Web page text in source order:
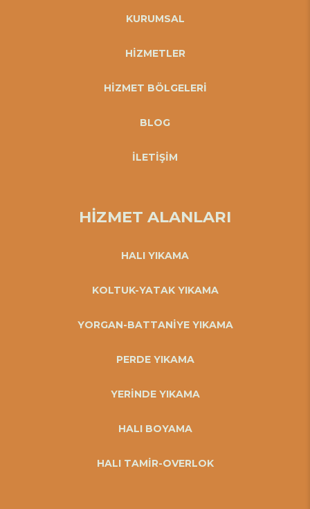
KURUMSAL
HİZMETLER
HİZMET BÖLGELERİ
BLOG
İLETİŞİM
HİZMET ALANLARI
HALI YIKAMA
KOLTUK-YATAK YIKAMA
YORGAN-BATTANİYE YIKAMA
PERDE YIKAMA
YERİNDE YIKAMA
HALI BOYAMA
HALI TAMİR-OVERLOK